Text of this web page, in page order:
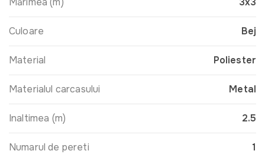
Culoare Bej
Material Poliester
Materialul carcasului Metal
Inaltimea (m) 2.5
Numarul de pereti 1